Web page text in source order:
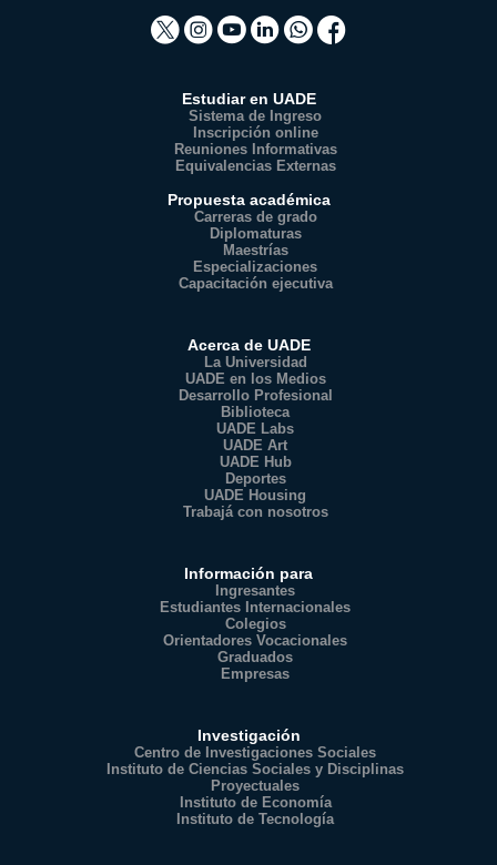
Estudiar en UADE
Sistema de Ingreso
Inscripción online
Reuniones Informativas
Equivalencias Externas
Propuesta académica
Carreras de grado
Diplomaturas
Maestrías
Especializaciones
Capacitación ejecutiva
Acerca de UADE
La Universidad
UADE en los Medios
Desarrollo Profesional
Biblioteca
UADE Labs
UADE Art
UADE Hub
Deportes
UADE Housing
Trabajá con nosotros
Información para
Ingresantes
Estudiantes Internacionales
Colegios
Orientadores Vocacionales
Graduados
Empresas
Investigación
Centro de Investigaciones Sociales
Instituto de Ciencias Sociales y Disciplinas
Proyectuales
Instituto de Economía
Instituto de Tecnología